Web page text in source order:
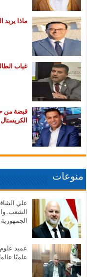
ماذا يريد
غياب
قبضة من
منوعات
عميد علوم
علميًا